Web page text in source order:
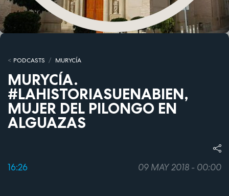
PODCASTS MURYCÍA
MURYCÍA.
#LAHISTORIASUENABIEN,
MUJER DEL PILONGO EN
ALGUAZAS
16:26 09 MAY 2018 - 00:00